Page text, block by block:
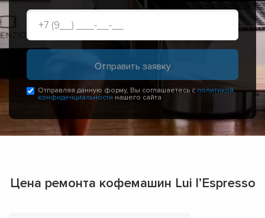
Отправляя данную форму, Вы соглашаетесь с политикой
конфиденциальности нашего сайта
Цена ремонта кофемашин Lui l’Espresso